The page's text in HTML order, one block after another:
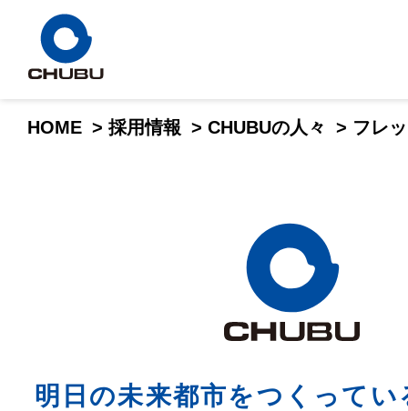
HOME > 採用情報 > CHUBUの人々 > フレ
明日の未来都市をつくって